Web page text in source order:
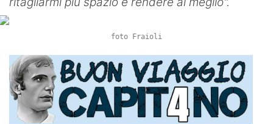
foto Fraioli